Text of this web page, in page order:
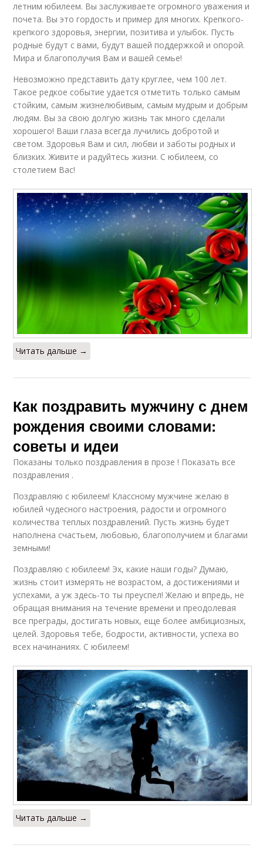
летним юбилеем. Вы заслуживаете огромного уважения и
почета. Вы это гордость и пример для многих. Крепкого-
крепкого здоровья, энергии, позитива и улыбок. Пусть
родные будут с вами, будут вашей поддержкой и опорой.
Мира и благополучия Вам и вашей семье!
Невозможно представить дату круглее, чем 100 лет.
Такое редкое событие удается отметить только самым
стойким, самым жизнелюбивым, самым мудрым и добрым
людям. Вы за свою долгую жизнь так много сделали
хорошего! Ваши глаза всегда лучились добротой и
светом. Здоровья Вам и сил, любви и заботы родных и
близких. Живите и радуйтесь жизни. С юбилеем, со
столетием Вас!
Читать дальше →
Как поздравить мужчину с днем
рождения своими словами:
советы и идеи
Показаны только поздравления в прозе ! Показать все
поздравления .
Поздравляю с юбилеем! Классному мужчине желаю в
юбилей чудесного настроения, радости и огромного
количества теплых поздравлений. Пусть жизнь будет
наполнена счастьем, любовью, благополучием и благами
земными!
Поздравляю с юбилеем! Эх, какие наши годы? Думаю,
жизнь стоит измерять не возрастом, а достижениями и
успехами, а уж здесь-то ты преуспел! Желаю и впредь, не
обращая внимания на течение времени и преодолевая
все преграды, достигать новых, еще более амбициозных,
целей. Здоровья тебе, бодрости, активности, успеха во
всех начинаниях. С юбилеем!
Читать дальше →